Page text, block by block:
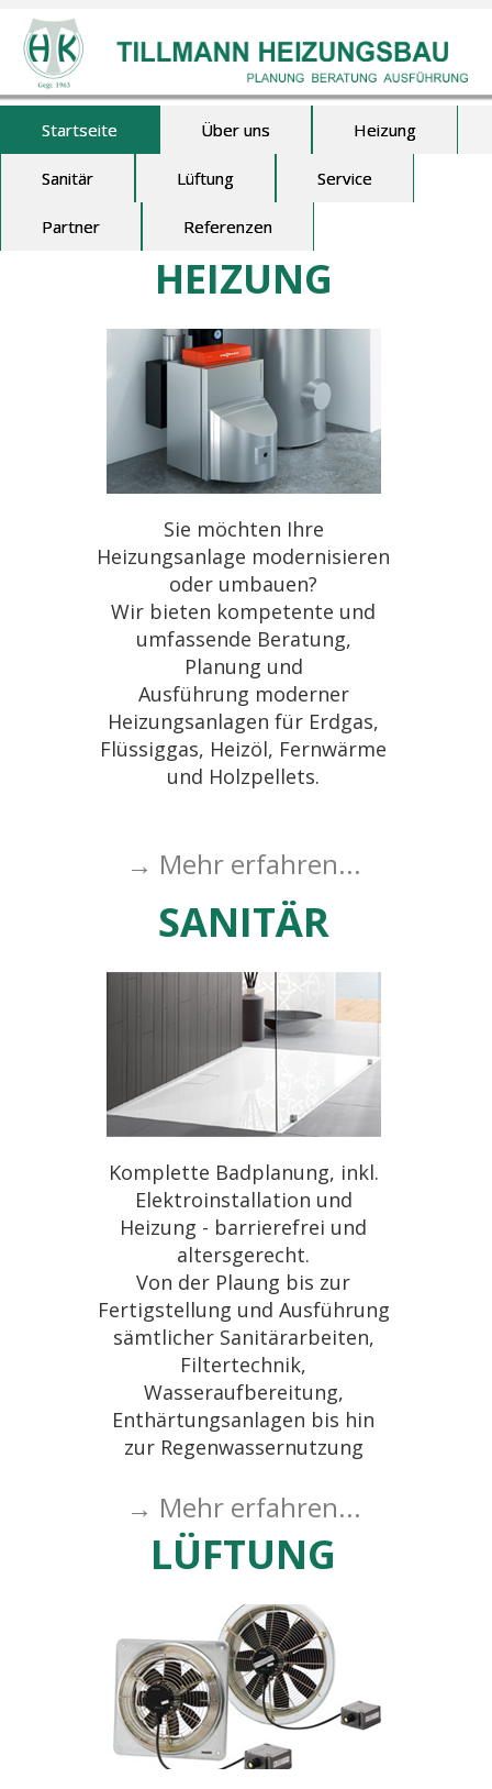
Startseite Über uns Heizung
Sanitär Lüftung Service
Partner Referenzen
HEIZUNG
Sie möchten Ihre
Heizungsanlage modernisieren
oder umbauen?
Wir bieten kompetente und
umfassende Beratung,
Planung und
Ausführung moderner
Heizungsanlagen für Erdgas,
Flüssiggas, Heizöl, Fernwärme
und Holzpellets.
→ Mehr erfahren...
SANITÄR
Komplette Badplanung, inkl.
Elektroinstallation und
Heizung - barrierefrei und
altersgerecht.
Von der Plaung bis zur
Fertigstellung und Ausführung
sämtlicher Sanitärarbeiten,
Filtertechnik,
Wasseraufbereitung,
Enthärtungsanlagen bis hin
zur Regenwassernutzung
→ Mehr erfahren...
LÜFTUNG